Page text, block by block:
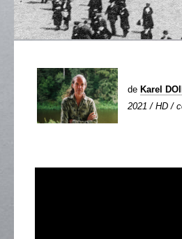
de Karel
2021 / HD /